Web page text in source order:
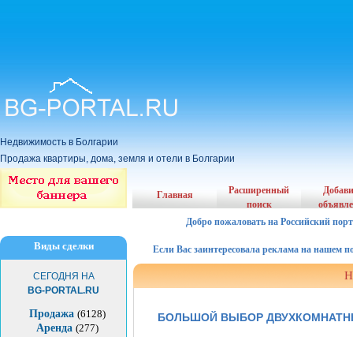
Недвижимость в Болгарии
Продажа квартиры, дома, земля и отели в Болгарии
Виды сделки
СЕГОДНЯ НА
BG-PORTAL.RU
Продажа (6128)
Аренда (277)
Главная
Расширенный
поиск
Добро пожаловать на Российский
Если Вас заинтересовала реклама на нашем
БОЛЬШОЙ ВЫБОР